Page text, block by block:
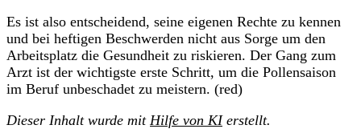
Es ist also entscheidend, seine eigenen Rechte zu kennen
und bei heftigen Beschwerden nicht aus Sorge um den
Arbeitsplatz die Gesundheit zu riskieren. Der Gang zum
Arzt ist der wichtigste erste Schritt, um die Pollensaison
im Beruf unbeschadet zu meistern. (red)
Dieser Inhalt wurde mit Hilfe von KIerstellt.